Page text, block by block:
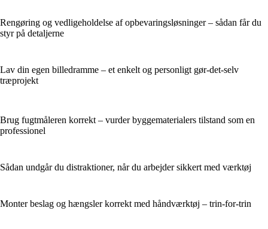
Rengøring og vedligeholdelse af opbevaringsløsninger – sådan får du
styr på detaljerne
Lav din egen billedramme – et enkelt og personligt gør-det-selv
træprojekt
Brug fugtmåleren korrekt – vurder byggematerialers tilstand som en
professionel
Sådan undgår du distraktioner, når du arbejder sikkert med værktøj
Monter beslag og hængsler korrekt med håndværktøj – trin-for-trin